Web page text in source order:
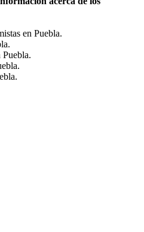
en Puebla.
Puebla.